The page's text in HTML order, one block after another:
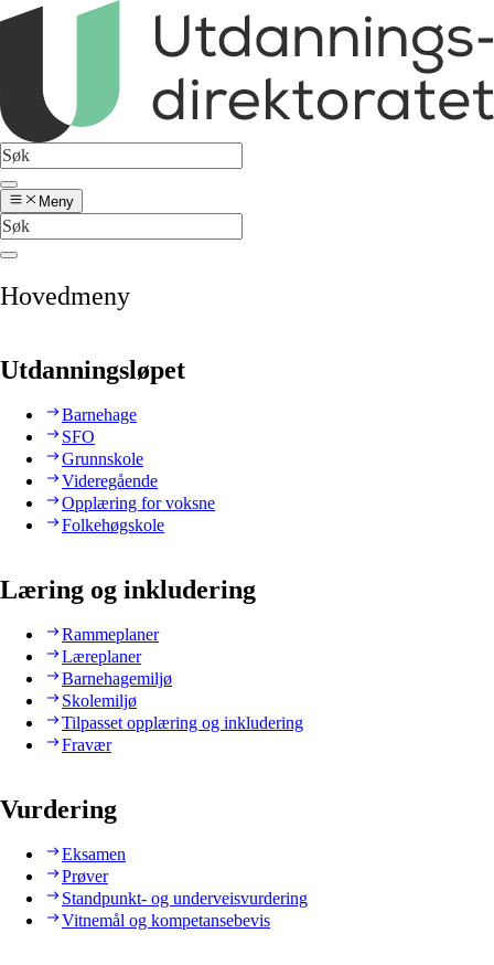
Meny
Hovedmeny
Utdanningsløpet
Barnehage
SFO
Grunnskole
Videregående
Opplæring for voksne
Folkehøgskole
Læring og inkludering
Rammeplaner
Læreplaner
Barnehagemiljø
Skolemiljø
Tilpasset opplæring og inkludering
Fravær
Vurdering
Eksamen
Prøver
Standpunkt- og underveisvurdering
Vitnemål og kompetansebevis